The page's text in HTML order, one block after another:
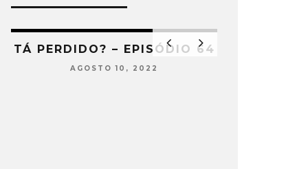
TÁ PERDIDO? – EPISÓDIO 64
AGOSTO 10, 2022